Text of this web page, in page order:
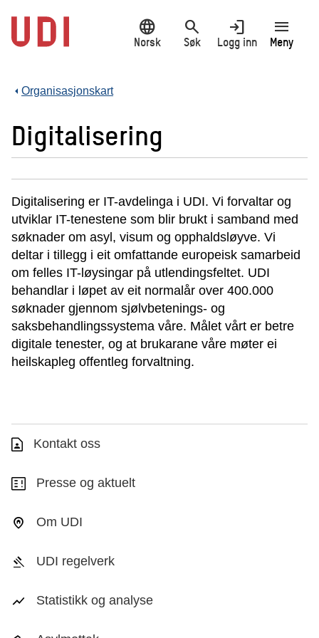
hovedinnhold
language
Norsk
search
Søk
login
Logg inn
menu
Meny
Organisasjonskart
Digitalisering
Digitalisering er IT-avdelinga i UDI. Vi forvaltar og
utviklar IT-tenestene som blir brukt i samband med
søknader om asyl, visum og opphaldsløyve. Vi
deltar i tillegg i eit omfattande europeisk samarbeid
om felles IT-løysingar på utlendingsfeltet. UDI
behandlar i løpet av eit normalår over 400.000
søknader gjennom sjølvbetenings- og
saksbehandlingssystema våre. Målet vårt er betre
digitale tenester, og at brukarane våre møter ei
heilskapleg offentleg forvaltning.
Kontakt oss
Presse og aktuelt
Om UDI
UDI regelverk
Statistikk og analyse